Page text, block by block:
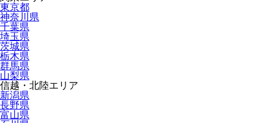
東京都
神奈川県
千葉県
埼玉県
茨城県
栃木県
群馬県
山梨県
信越・北陸エリア
新潟県
長野県
富山県